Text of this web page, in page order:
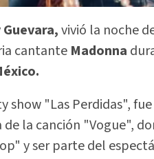
vivió la noche
cantante Madonna
"Las Perdidas",
la canción "Vogue",
y ser parte del